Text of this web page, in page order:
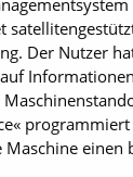
Der Nutzer
einen